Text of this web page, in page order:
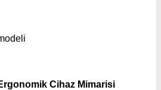
Cihaz Mimarisi